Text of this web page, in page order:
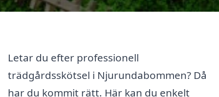
Letar du efter professionell
trädgårdsskötsel i Njurundabommen? Då
har du kommit rätt. Här kan du enkelt